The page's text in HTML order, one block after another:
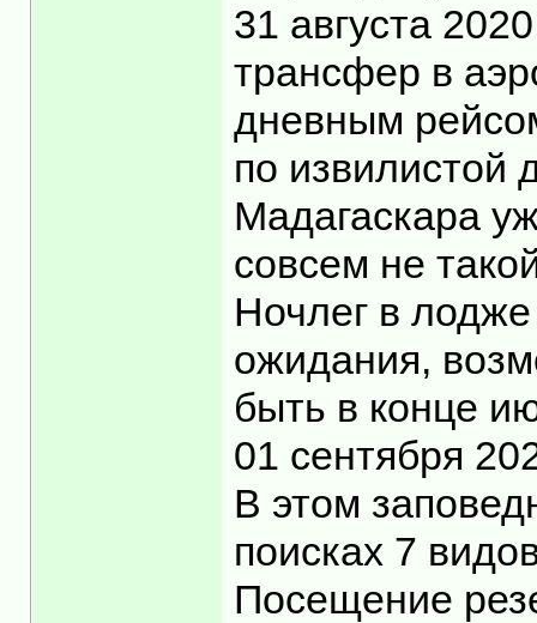
31 августа
трансфер в
дневным
по извилистой
Мадагаскара
совсем не
Ночлег в
ожидания,
быть в конце
01 сентября
В этом
поисках 7
Посещение